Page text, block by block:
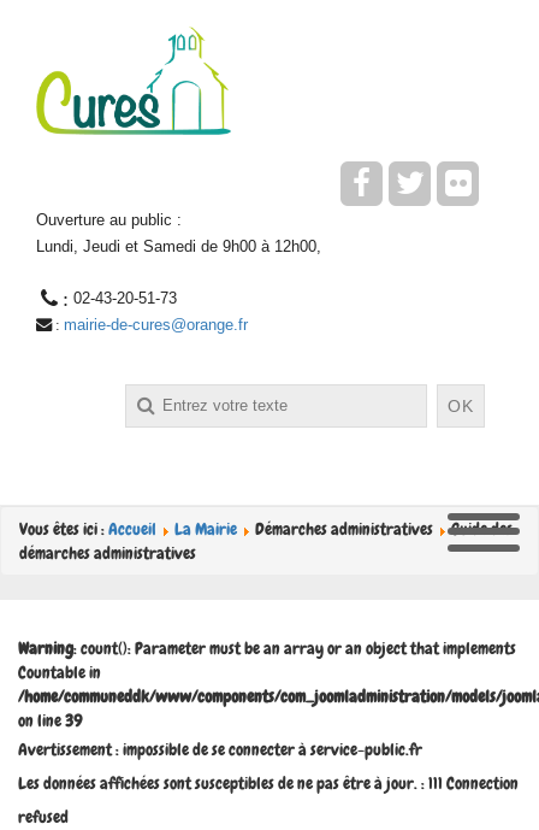
Ouverture au public :
Lundi, Jeudi et Samedi de 9h00 à 12h00,
: 02-43-20-51-73
: mairie-de-cures@orange.fr
OK
Vous êtes ici :Accueil La Mairie Démarches administratives
Guide des
démarches administratives
Warning: count(): Parameter must be an array or an object that implements
Countable in
/home/communeddk/www/components/com_joomladministration/models/
on line39
Avertissement : impossible de se connecter à service-public.fr
Les données affichées sont susceptibles de ne pas être à jour. : 111 Connection
refused